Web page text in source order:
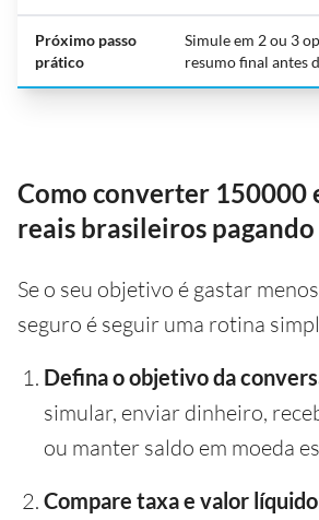
Próximo passo
prático
Simule em 2 ou 3
resumo final antes
Como converter 150000
reais brasileiros
Se o seu objetivo é gastar
seguro é seguir uma rotina
Defina o objetivo da
simular, enviar dinheiro,
ou manter saldo em moeda
Compare taxa e valor líquido